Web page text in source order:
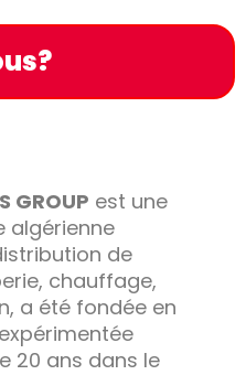
GROUP est une
algérienne
de
chauffage,
a été fondée en
20 ans dans le